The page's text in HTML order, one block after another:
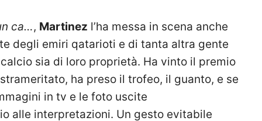
ca…, Martinez l’ha messa in scena anche
degli emiri qatarioti e di tanta altra gente
sia di loro proprietà. Ha vinto il premio
ha preso il trofeo, il guanto, e se
in tv e le foto uscite
alle interpretazioni. Un gesto evitabile